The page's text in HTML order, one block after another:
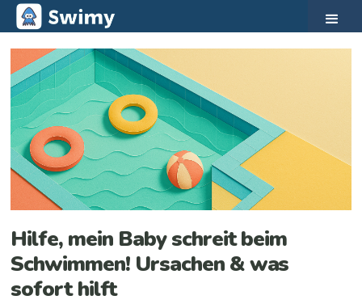
Hilfe, mein Baby schreit beim
Schwimmen! Ursachen & was
sofort hilft